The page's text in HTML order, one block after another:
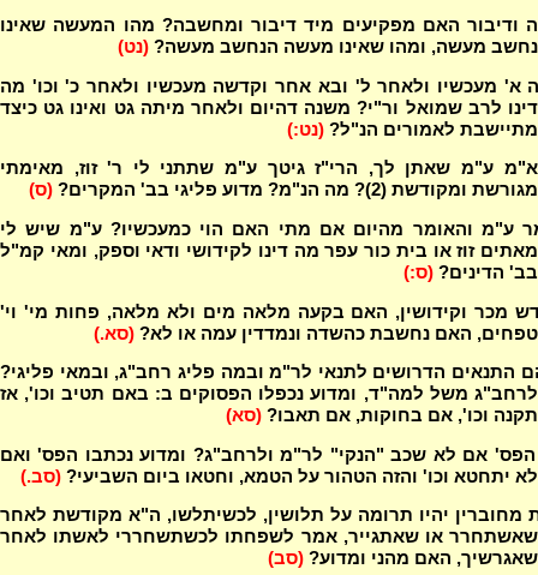
ודיבור האם מפקיעים מיד דיבור ומחשבה? מהו המעשה שאינו
נחשב מעשה, ומהו שאינו מעשה הנחשב מעשה? (נט)
א' מעכשיו ולאחר ל' ובא אחר וקדשה מעכשיו ולאחר כ' וכו' מה
דינו לרב שמואל ור"י? משנה דהיום ולאחר מיתה גט ואינו גט כיצד
מתיישבת לאמורים הנ"ל? (נט:)
ע"מ שאתן לך, הרי"ז גיטך ע"מ שתתני לי ר' זוז, מאימתי
מגורשת ומקודשת (2)? מה הנ"מ? מדוע פליגי בב' המקרים?
(ס)
ע"מ והאומר מהיום אם מתי האם הוי כמעכשיו? ע"מ שיש לי
מאתים זוז או בית כור עפר מה דינו לקידושי ודאי וספק, ומאי קמ"ל
בב' הדינים? (ס:)
מכר וקידושין, האם בקעה מלאה מים ולא מלאה, פחות מי' וי'
טפחים, האם נחשבת כהשדה ונמדדין עמה או לא? (סא.)
התנאים הדרושים לתנאי לר"מ ובמה פליג רחב"ג, ובמאי פליגי?
לרחב"ג משל למה"ד, ומדוע נכפלו הפסוקים ב: באם תטיב וכו', אז
תקנה וכו', אם בחוקות, אם תאבו? (סא)
אם לא שכב "הנקי" לר"מ ולרחב"ג? ומדוע נכתבו הפס' ואם
לא יתחטא וכו' והזה הטהור על הטמא, וחטאו ביום השביעי? (סב.)
מחוברין יהיו תרומה על תלושין, לכשיתלשו, ה"א מקודשת לאחר
שאשתחרר או שאתגייר, אמר לשפחתו לכשתשחררי לאשתו לאחר
שאגרשיך, האם מהני ומדוע? (סב)